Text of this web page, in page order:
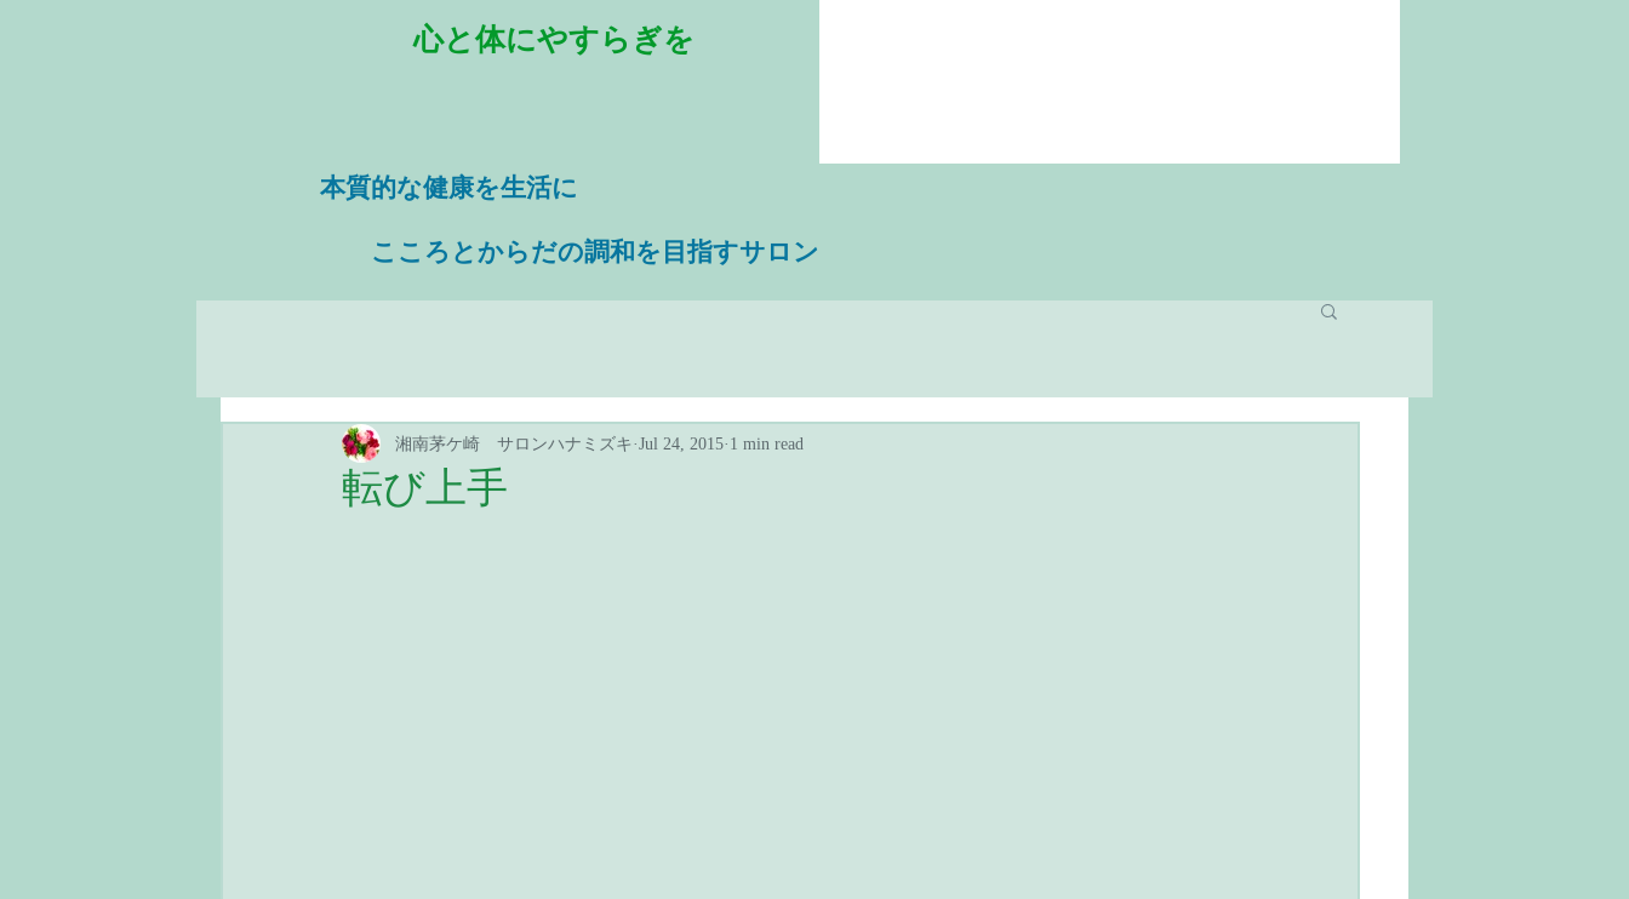
心と体にやすらぎを
本質的な健康を生活に
​ こころとからだの調和を目指すサロン
転び上手
湘南茅ケ崎 サロンハナミズキ Jul 24, 2015 1 min read